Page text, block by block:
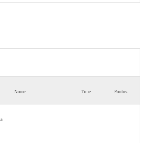
Nome Time Pontos